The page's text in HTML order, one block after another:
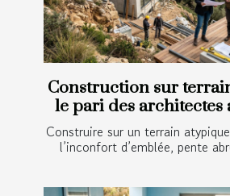
Construction sur
le pari des architectes
Construire sur un terrain
l’inconfort d’emblée, pente